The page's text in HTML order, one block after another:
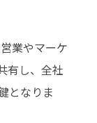
業やマーケ
有し、全社
となりま